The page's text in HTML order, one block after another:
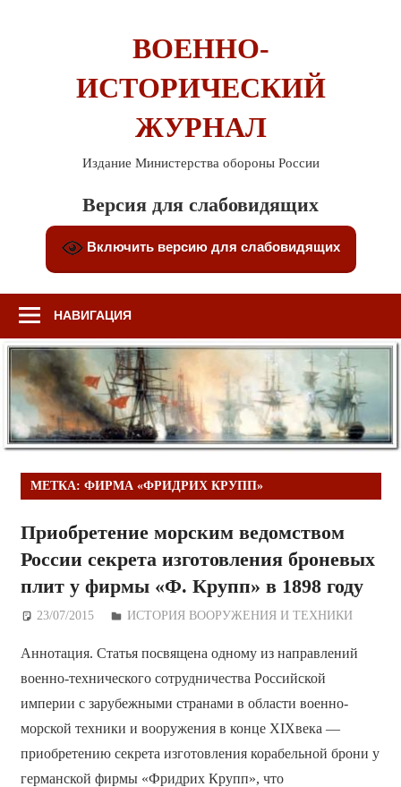
ВОЕННО-
ИСТОРИЧЕСКИЙ
ЖУРНАЛ
Издание Министерства обороны России
Версия для слабовидящих
Включить версию для слабовидящих
НАВИГАЦИЯ
МЕТКА: ФИРМА «ФРИДРИХ КРУПП»
Приобретение морским ведомством
России секрета изготовления броневых
плит у фирмы «Ф. Крупп» в 1898 году
23/07/2015 Дежурный по Редакции
ИСТОРИЯ ВООРУЖЕНИЯ И ТЕХНИКИ
Аннотация. Статья посвящена одному из направлений
военно-технического сотрудничества Российской
империи с зарубежными странами в области военно-
морской техники и вооружения в конце XIXвека —
приобретению секрета изготовления корабельной брони у
германской фирмы «Фридрих Крупп», что